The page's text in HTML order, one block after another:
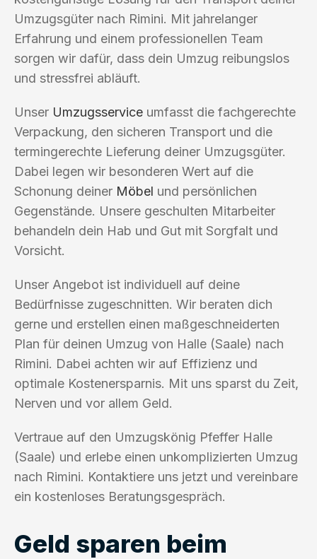
Umzugsgüter nach Rimini. Mit jahrelanger
Erfahrung und einem professionellen Team
sorgen wir dafür, dass dein Umzug reibungslos
und stressfrei abläuft.
Unser Umzugsservice umfasst die fachgerechte
Verpackung, den sicheren Transport und die
termingerechte Lieferung deiner Umzugsgüter.
Dabei legen wir besonderen Wert auf die
Schonung deiner Möbel und persönlichen
Gegenstände. Unsere geschulten Mitarbeiter
behandeln dein Hab und Gut mit Sorgfalt und
Vorsicht.
Unser Angebot ist individuell auf deine
Bedürfnisse zugeschnitten. Wir beraten dich
gerne und erstellen einen maßgeschneiderten
Plan für deinen Umzug von Halle (Saale) nach
Rimini. Dabei achten wir auf Effizienz und
optimale Kostenersparnis. Mit uns sparst du Zeit,
Nerven und vor allem Geld.
Vertraue auf den Umzugskönig Pfeffer Halle
(Saale) und erlebe einen unkomplizierten Umzug
nach Rimini. Kontaktiere uns jetzt und vereinbare
ein kostenloses Beratungsgespräch.
Geld sparen beim